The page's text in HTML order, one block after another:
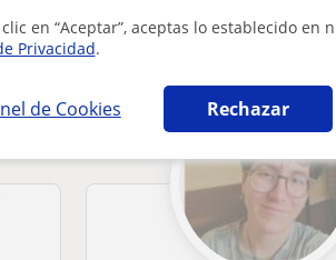
en “Aceptar”, aceptas lo establecido en
Privacidad.
de Cookies Rechazar
en Mérida que pueden